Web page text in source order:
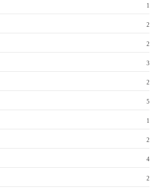
1
2
2
3
2
5
1
2
4
2